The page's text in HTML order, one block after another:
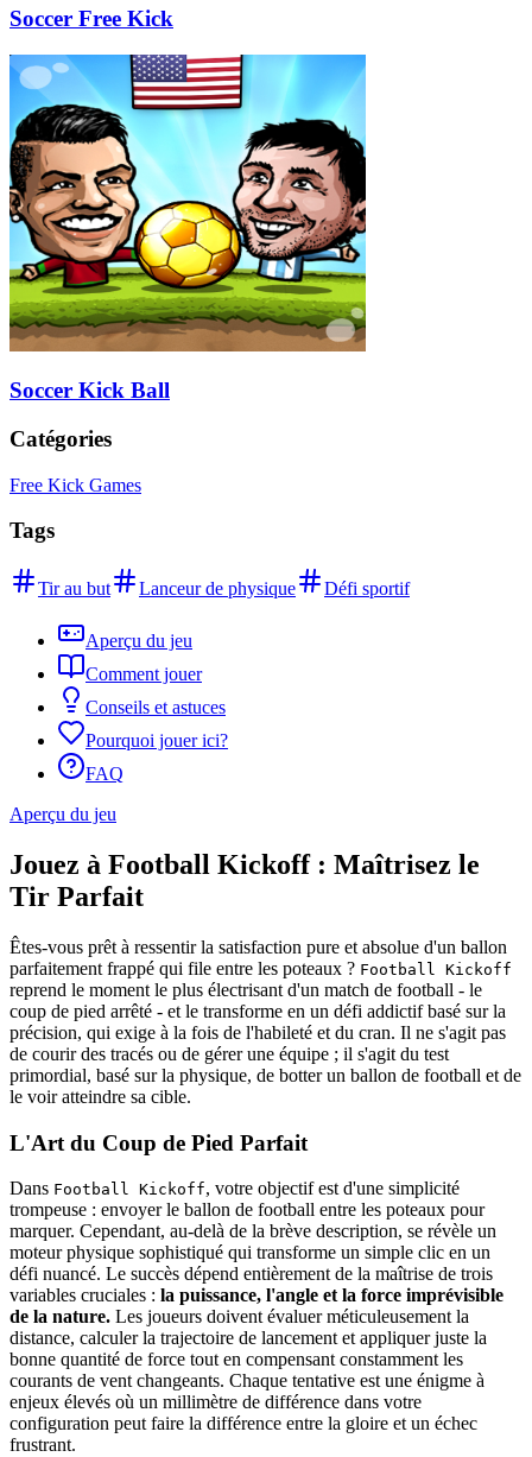
Soccer Free Kick
Soccer Kick Ball
Catégories
Free Kick Games
Tags
Tir au but Lanceur de physique Défi sportif
Aperçu du jeu
Comment jouer
Conseils et astuces
Pourquoi jouer ici?
FAQ
Aperçu du jeu
Jouez à Football Kickoff : Maîtrisez le
Tir Parfait
Êtes-vous prêt à ressentir la satisfaction pure et absolue d'un ballon
parfaitement frappé qui file entre les poteaux ? Football Kickoff
reprend le moment le plus électrisant d'un match de football - le
coup de pied arrêté - et le transforme en un défi addictif basé sur la
précision, qui exige à la fois de l'habileté et du cran. Il ne s'agit pas
de courir des tracés ou de gérer une équipe ; il s'agit du test
primordial, basé sur la physique, de botter un ballon de football et de
le voir atteindre sa cible.
L'Art du Coup de Pied Parfait
Dans Football Kickoff, votre objectif est d'une simplicité
trompeuse : envoyer le ballon de football entre les poteaux pour
marquer. Cependant, au-delà de la brève description, se révèle un
moteur physique sophistiqué qui transforme un simple clic en un
défi nuancé. Le succès dépend entièrement de la maîtrise de trois
variables cruciales : la puissance, l'angle et la force imprévisible
de la nature. Les joueurs doivent évaluer méticuleusement la
distance, calculer la trajectoire de lancement et appliquer juste la
bonne quantité de force tout en compensant constamment les
courants de vent changeants. Chaque tentative est une énigme à
enjeux élevés où un millimètre de différence dans votre
configuration peut faire la différence entre la gloire et un échec
frustrant.